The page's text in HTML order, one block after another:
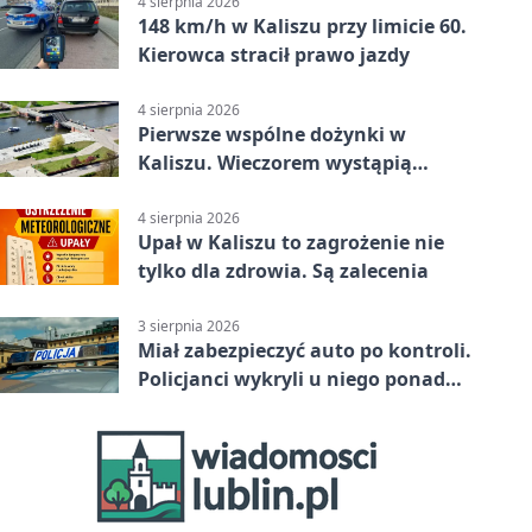
148 km/h w Kaliszu przy limicie 60.
Kierowca stracił prawo jazdy
4 sierpnia 2026
Pierwsze wspólne dożynki w
Kaliszu. Wieczorem wystąpią
4 sierpnia 2026
Upał w Kaliszu to zagrożenie nie
tylko dla zdrowia. Są zalecenia
3 sierpnia 2026
Miał zabezpieczyć auto po kontroli.
Policjanci wykryli u niego ponad